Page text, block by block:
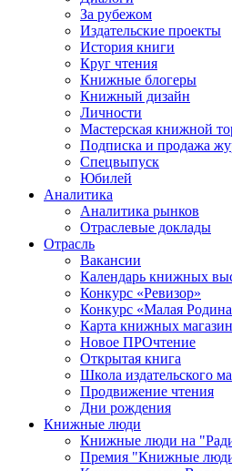
За рубежом
Издательские проекты
История книги
Круг чтения
Книжные блогеры
Книжный дизайн
Личности
Мастерская книжной
Подписка и продажа
Спецвыпуск
Юбилей
Аналитика
Аналитика рынков
Отраслевые доклады
Отрасль
Вакансии
Календарь книжных
Конкурс «Ревизор»
Конкурс «Малая
Карта книжных
Новое ПРОчтение
Открытая книга
Школа издательского
Продвижение чтения
Дни рождения
Книжные люди
Книжные люди на
Премия "Книжные